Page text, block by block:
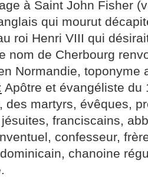
à Saint John Fisher
qui mourut
roi Henri VIII qui
nom de Cherbourg
Normandie, toponyme
Apôtre et évangéliste
des martyrs, évêques,
franciscains,
confesseur,
chanoine